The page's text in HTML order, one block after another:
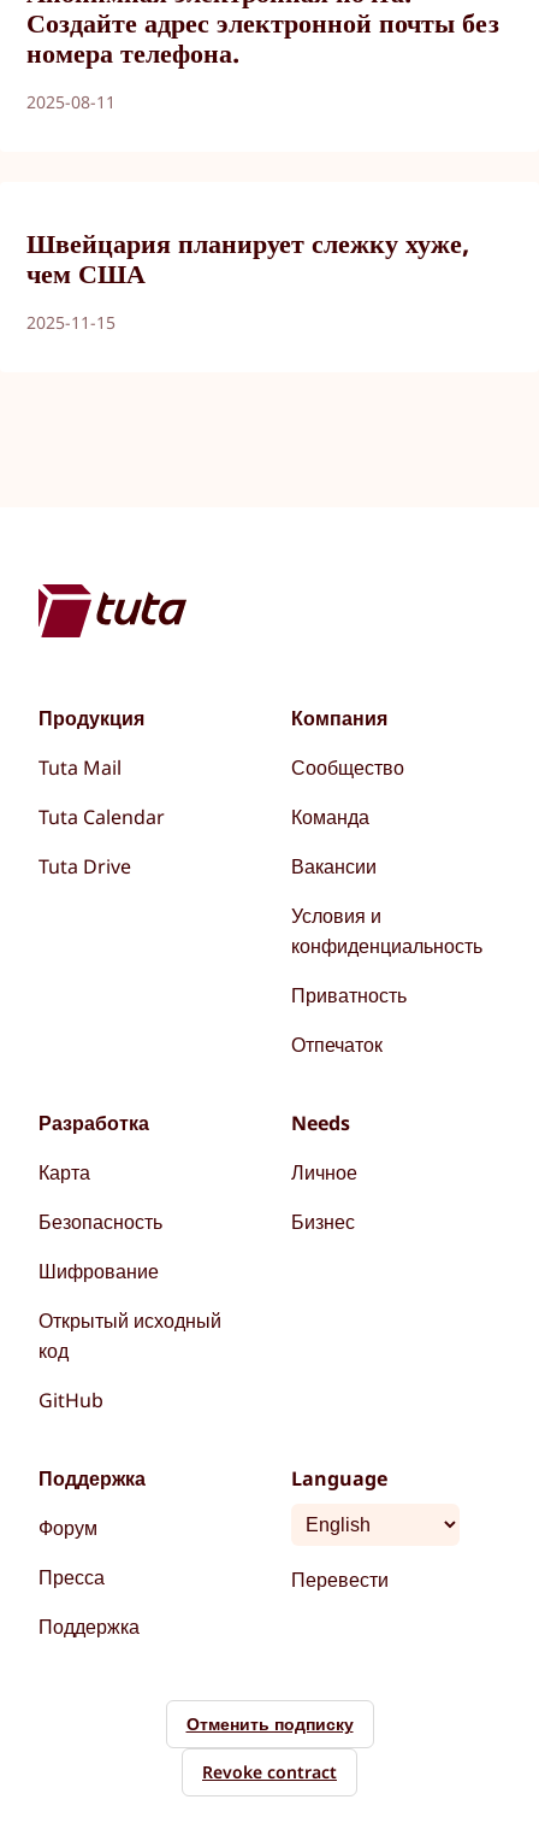
Создайте адрес электронной почты без
номера телефона.
2025-08-11
Швейцария планирует слежку хуже,
чем США
2025-11-15
Продукция
Tuta Mail
Tuta Calendar
Tuta Drive
Компания
Сообщество
Команда
Вакансии
Условия и
конфиденциальность
Приватность
Отпечаток
Разработка
Карта
Безопасность
Шифрование
Открытый исходный
код
GitHub
Needs
Личное
Бизнес
Поддержка
Форум
Пресса
Поддержка
Language
Перевести
Отменить подписку
Revoke contract